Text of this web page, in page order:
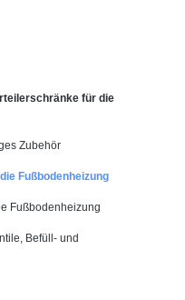
für die
Zubehör
Fußbodenheizung
Fußbodenheizung
Befüll- und